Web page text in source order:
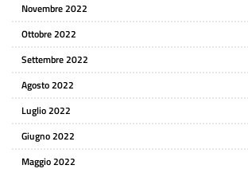
Novembre 2022
Ottobre 2022
Settembre 2022
Agosto 2022
Luglio 2022
Giugno 2022
Maggio 2022